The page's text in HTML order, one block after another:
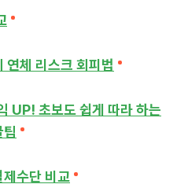
연체 리스크 회피법
UP! 초보도 쉽게 따라 하는
수단 비교